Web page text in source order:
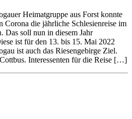
Heimatgruppe aus Forst konnte
Corona die jährliche Schlesienreise im
Das soll nun in diesem Jahr
ist für den 13. bis 15. Mai 2022
ist auch das Riesengebirge Ziel.
Interessenten für die Reise […]